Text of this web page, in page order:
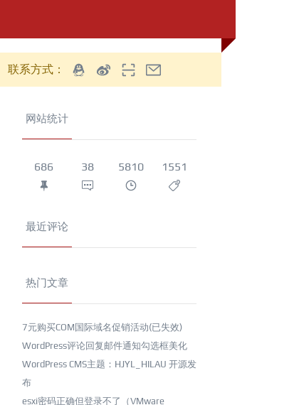
联系方式：
网站统计
686 38 5810 1551
最近评论
热门文章
7元购买COM国际域名促销活动(已失效)
WordPress评论回复邮件通知勾选框美化
WordPress CMS主题：HJYL_HILAU 开源发
布
esxi密码正确但登录不了（VMware